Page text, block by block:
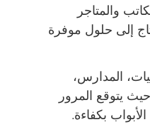
والمتاجر
إلى حلول موفرة
المدارس،
يتوقع المرور
بكفاءة.